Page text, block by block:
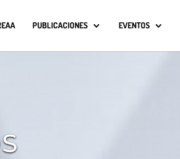
PUBLICACIONES EVENTOS